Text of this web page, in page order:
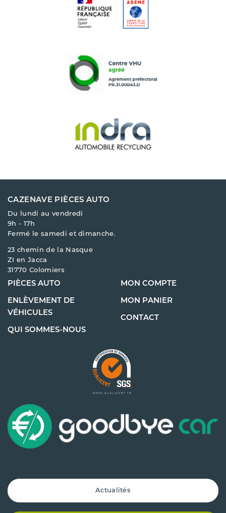
CAZENAVE PIÈCES AUTO
Du lundi au vendredi
9h - 17h
Fermé le samedi et dimanche.
23 chemin de la Nasque
ZI en Jacca
31770 Colomiers
PIÈCES AUTO
ENLÈVEMENT DE
VÉHICULES
QUI SOMMES-NOUS
MON COMPTE
MON PANIER
CONTACT
Actualités